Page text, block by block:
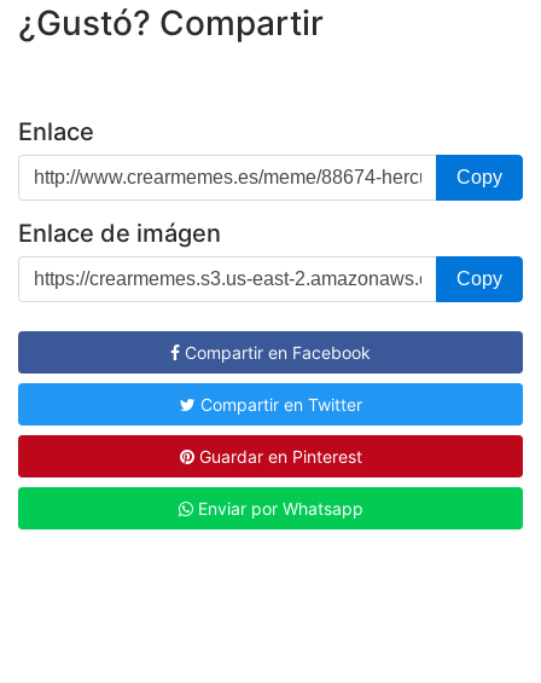
¿Gustó? Compartir
Enlace
Copy
Enlace de imágen
Copy
Compartir en Facebook
Compartir en Twitter
Guardar en Pinterest
Enviar por Whatsapp